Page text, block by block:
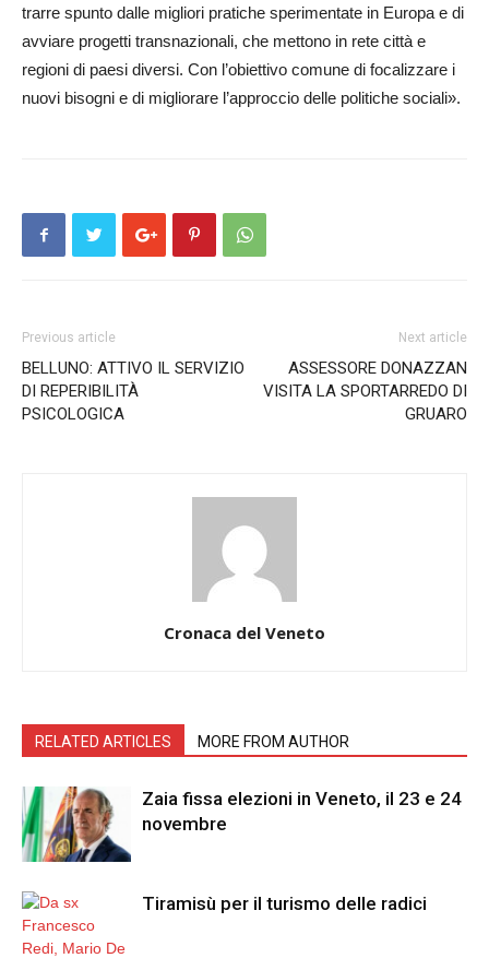
trarre spunto dalle migliori pratiche sperimentate in Europa e di
avviare progetti transnazionali, che mettono in rete città e
regioni di paesi diversi. Con l’obiettivo comune di focalizzare i
nuovi bisogni e di migliorare l’approccio delle politiche sociali».
Previous article
BELLUNO: ATTIVO IL SERVIZIO
DI REPERIBILITÀ
PSICOLOGICA
Next article
ASSESSORE DONAZZAN
VISITA LA SPORTARREDO DI
GRUARO
Cronaca del Veneto
RELATED ARTICLES MORE FROM AUTHOR
Zaia fissa elezioni in Veneto, il 23 e 24
novembre
Tiramisù per il turismo delle radici